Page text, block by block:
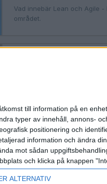
till information på en
typer av innehåll, annons-
positionering och
information och ändra
mot sådan
och klicka på knappen
ALTERNATIV
Vad innebär Lean och Agile
området.